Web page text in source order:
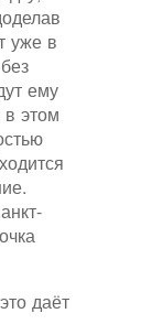
уже в
ему
в этом
даёт